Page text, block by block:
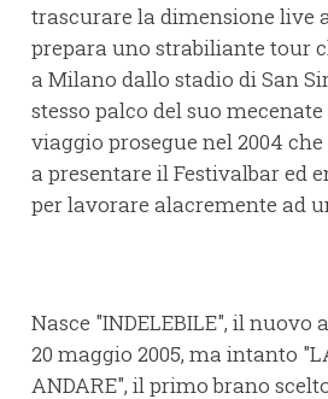
trascurare la dimensione live
prepara uno strabiliante tour
a Milano dallo stadio di San
stesso palco del suo mecenate
viaggio prosegue nel 2004
a presentare il Festivalbar ed
per lavorare alacremente ad
Nasce "INDELEBILE", il
20 maggio 2005, ma intanto
ANDARE", il primo brano